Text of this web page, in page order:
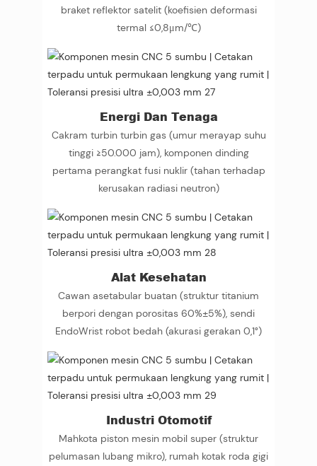
braket reflektor satelit (koefisien deformasi
termal ≤0,8μm/℃)
Energi Dan Tenaga
Cakram turbin turbin gas (umur merayap suhu
tinggi ≥50.000 jam), komponen dinding
pertama perangkat fusi nuklir (tahan terhadap
kerusakan radiasi neutron)
Alat Kesehatan
Cawan asetabular buatan (struktur titanium
berpori dengan porositas 60%±5%), sendi
EndoWrist robot bedah (akurasi gerakan 0,1°)
Industri Otomotif
Mahkota piston mesin mobil super (struktur
pelumasan lubang mikro), rumah kotak roda gigi